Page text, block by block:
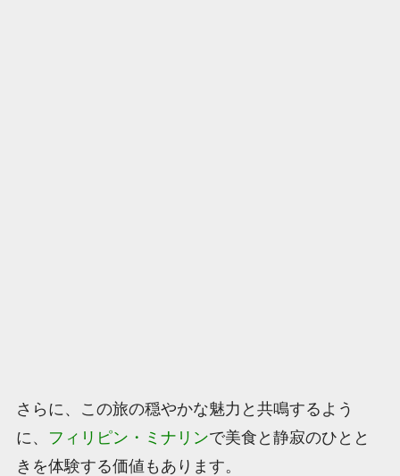
さらに、この旅の穏やかな魅力と共鳴するよう
に、
フィリピン・ミナリンで美食と静寂のひとと
きを体験する価値もあります。